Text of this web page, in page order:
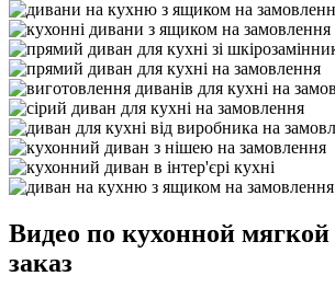
Видео по кухонной
заказ